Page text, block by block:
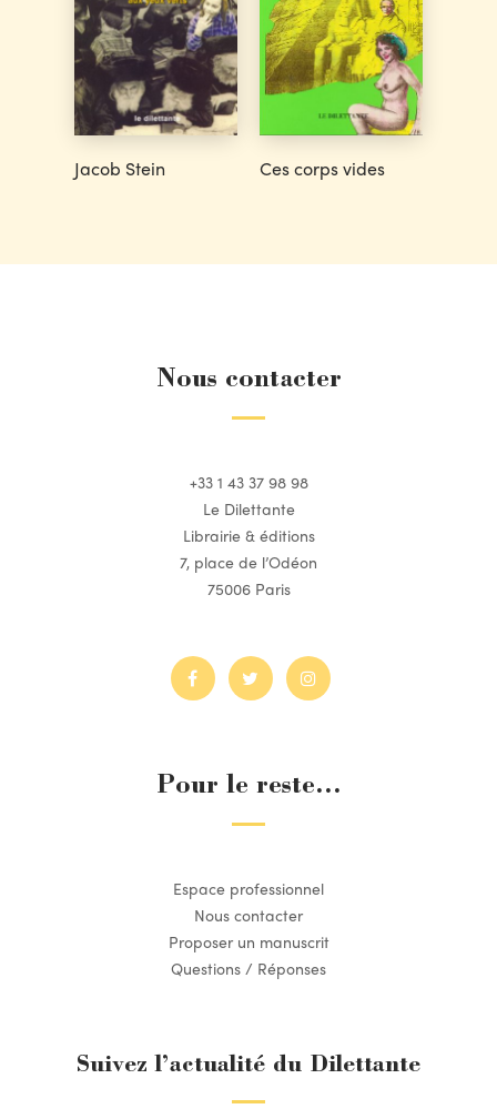
Jacob Stein Ces corps vides
Nous contacter
+33 1 43 37 98 98
Le Dilettante
Librairie & éditions
7, place de l’Odéon
75006 Paris
Pour le reste...
Espace professionnel
Nous contacter
Proposer un manuscrit
Questions / Réponses
Suivez l’actualité du Dilettante